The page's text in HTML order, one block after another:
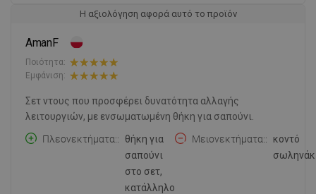
Η αξιολόγηση αφορά αυτό το προϊόν
AmanF
Ποιότητα:
Εμφάνιση:
Σετ ντους που προσφέρει δυνατότητα αλλαγής
λειτουργιών, με ενσωματωμένη θήκη για σαπούνι.
Πλεονεκτήματα:
θήκη για
σαπούνι
στο σετ,
κατάλληλο
Μειονεκτήματα:
κοντό